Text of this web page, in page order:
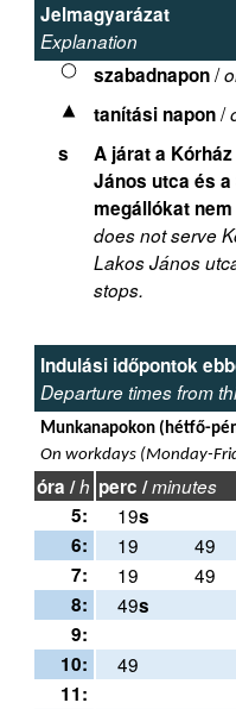
Jelmagyarázat
Explanation
szabadnapon/
tanítási napon/
s
A járat a
János utca és
megállókat
does not serve
Lakos János
stops.
Indulási időpontok
Departure times from
Munkanapokon (hétfő-
On workdays (Monday-
óra /h perc /minutes
5: 19s
6:
19
49
7:
19
49
8:
49s
9:
10:
49
11: